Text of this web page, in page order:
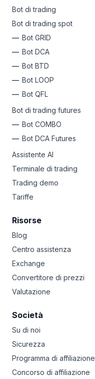
Bot di trading
Bot di trading spot
Bot GRID
Bot DCA
Bot BTD
Bot LOOP
Bot QFL
Bot di trading futures
Bot COMBO
Bot DCA Futures
Assistente AI
Terminale di trading
Trading demo
Tariffe
Risorse
Blog
Centro assistenza
Exchange
Convertitore di prezzi
Valutazione
Società
Su di noi
Sicurezza
Programma di affiliazione
Concorso di affiliazione